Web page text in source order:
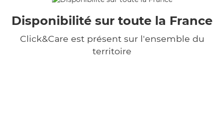
Disponibilité sur toute la France
Click&Care est présent sur l'ensemble du
territoire